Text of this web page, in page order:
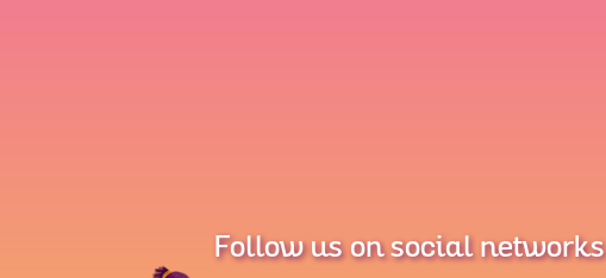
Follow us on social networks